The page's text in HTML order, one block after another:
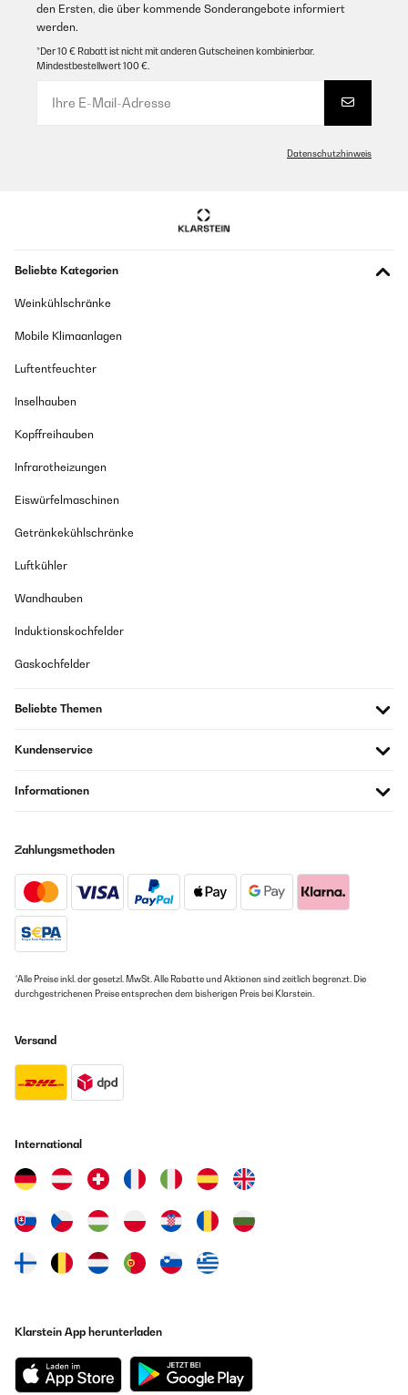
den Ersten, die über kommende Sonderangebote informiert
werden.
*Der 10 € Rabatt ist nicht mit anderen Gutscheinen kombinierbar.
Mindestbestellwert 100 €.
Datenschutzhinweis
Beliebte Kategorien
Weinkühlschränke
Mobile Klimaanlagen
Luftentfeuchter
Inselhauben
Kopffreihauben
Infrarotheizungen
Eiswürfelmaschinen
Getränkekühlschränke
Luftkühler
Wandhauben
Induktionskochfelder
Gaskochfelder
Beliebte Themen
Kundenservice
Informationen
Zahlungsmethoden
*Alle Preise inkl. der gesetzl. MwSt. Alle Rabatte und Aktionen sind zeitlich begrenzt. Die
durchgestrichenen Preise entsprechen dem bisherigen Preis bei Klarstein.
Versand
International
Klarstein App herunterladen